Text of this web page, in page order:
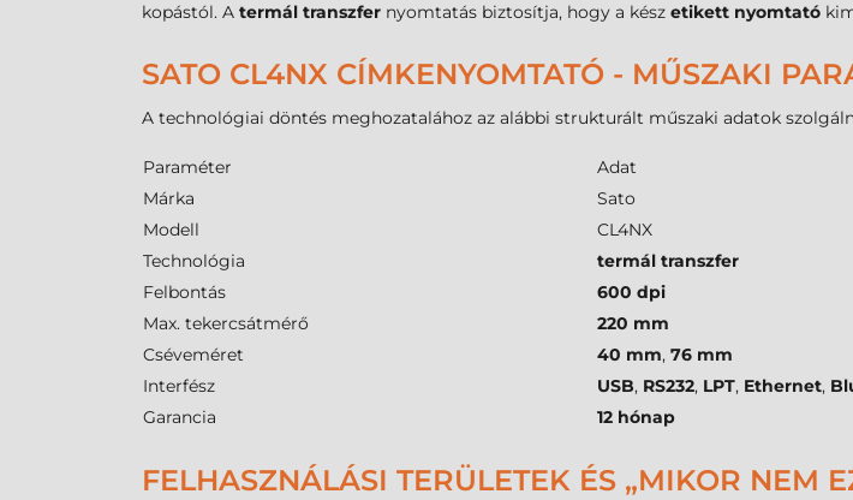
kopástól. A termál transzfer nyomtatás biztosítja, hogy a kész etikett nyomtató
SATO CL4NX CÍMKENYOMTATÓ - MŰSZAKI
A technológiai döntés meghozatalához az alábbi strukturált műszaki adatok
Paraméter
Adat
Márka
Sato
Modell
CL4NX
Technológia
termál transzfer
Felbontás
600 dpi
Max. tekercsátmérő
220 mm
Cséveméret
40 mm, 76 mm
Interfész
USB, RS232, LPT, Ethernet,
Garancia
12 hónap
FELHASZNÁLÁSI TERÜLETEK ÉS „MIKOR NEM